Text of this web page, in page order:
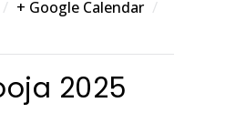
/ + Google Calendar /
2025